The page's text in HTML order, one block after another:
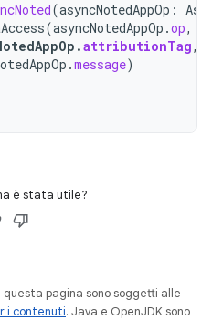
(asyncNotedAppOp :
(asyncNotedAppOp .op,
.attributionTag,
.message)
è stata utile?
pagina sono soggetti alle
i contenuti. Java e OpenJDK sono